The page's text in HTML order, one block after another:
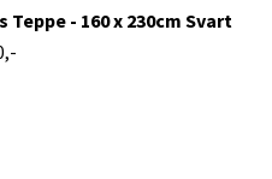
Teppe - 160 x 230cm Svart